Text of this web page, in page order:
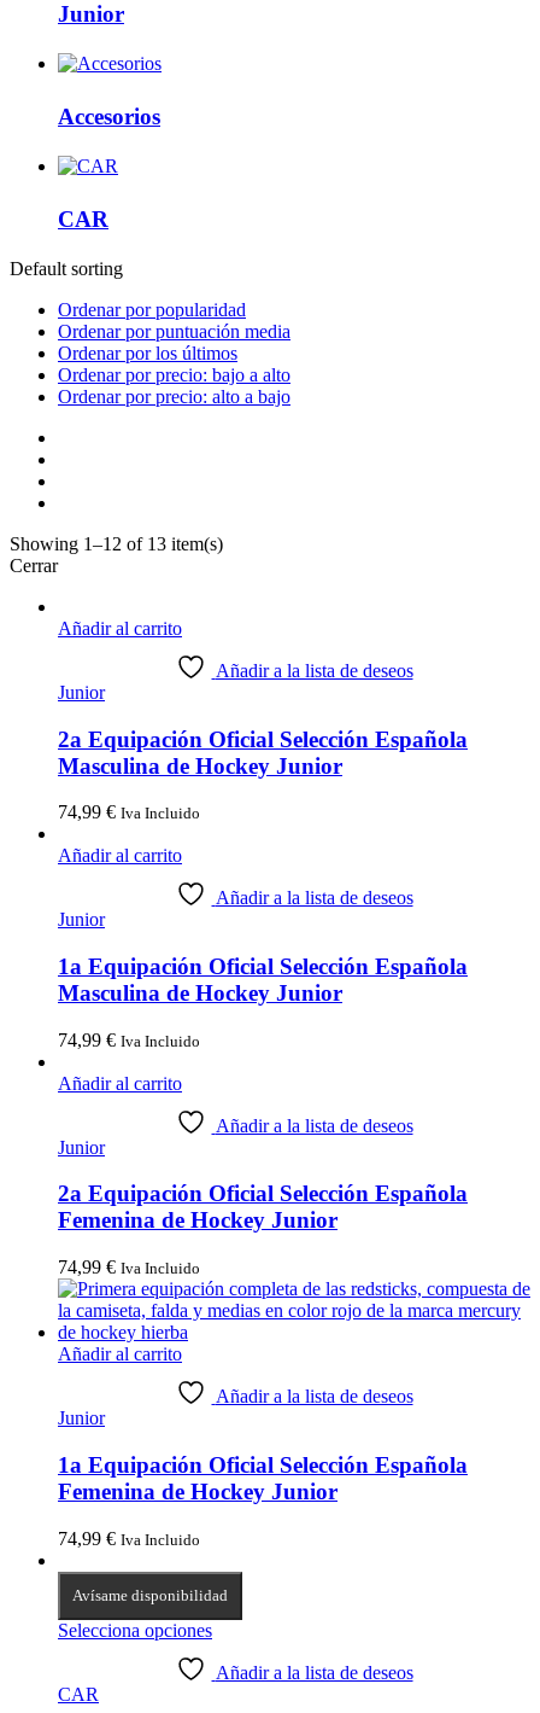
Junior
Accesorios
CAR
Default sorting
Ordenar por popularidad
Ordenar por puntuación media
Ordenar por los últimos
Ordenar por precio: bajo a alto
Ordenar por precio: alto a bajo
Showing 1–12 of 13 item(s)
Cerrar
Añadir al carrito
Añadir a la lista de deseos
Junior
2a Equipación Oficial Selección Española
Masculina de Hockey Junior
74,99 € Iva Incluido
Añadir al carrito
Añadir a la lista de deseos
Junior
1a Equipación Oficial Selección Española
Masculina de Hockey Junior
74,99 € Iva Incluido
Añadir al carrito
Añadir a la lista de deseos
Junior
2a Equipación Oficial Selección Española
Femenina de Hockey Junior
74,99 € Iva Incluido
Añadir al carrito
Añadir a la lista de deseos
Junior
1a Equipación Oficial Selección Española
Femenina de Hockey Junior
74,99 € Iva Incluido
Avísame disponibilidad
Selecciona opciones
Añadir a la lista de deseos
CAR